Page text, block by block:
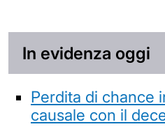
In evidenza oggi
Perdita di chance
causale con il